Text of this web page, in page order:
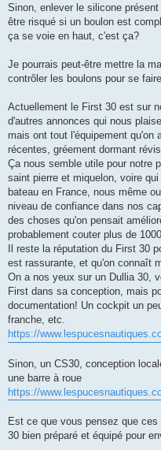
Sinon, enlever le silicone
être risqué si un boulon est
ça se voie en haut, c'est ça?
Je pourrais peut-être mettre la
contrôler les boulons pour se
Actuellement le First 30 est sur
d'autres annonces qui nous
mais ont tout l'équipement
récentes, gréement dormant
Ça nous semble utile pour notre
saint pierre et miquelon, voire
bateau en France, nous même
niveau de confiance dans nos
des choses qu'on pensait
probablement couter plus de
Il reste la réputation du First 30
est rassurante, et qu'on connaît
On a nos yeux sur un Dullia 30,
First dans sa conception, mais
documentation! Un cockpit un
franche, etc.
https://
Sinon, un CS30, conception
une barre à roue
https://
Est ce que vous pensez que
30 bien préparé et équipé pour